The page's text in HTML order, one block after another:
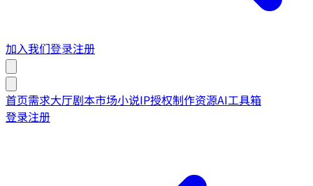
加入我们登录注册
首页需求大厅剧本市场小说IP授权制作资源AI工具箱
登录注册